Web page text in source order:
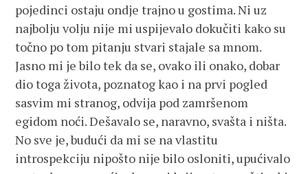
pojedinci ostaju ondje trajno u gostima. Ni uz
najbolju volju nije mi uspijevalo dokučiti kako su
točno po tom pitanju stvari stajale sa mnom.
Jasno mi je bilo tek da se, ovako ili onako, dobar
dio toga života, poznatog kao i na prvi pogled
sasvim mi stranog, odvija pod zamršenom
egidom noći. Dešavalo se, naravno, svašta i ništa.
No sve je, budući da mi se na vlastitu
introspekciju nipošto nije bilo osloniti, upućivalo